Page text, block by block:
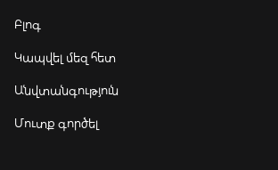
Բլոգ
Կապվել մեզ հետ
Անվտանգություն
Մուտք գործել